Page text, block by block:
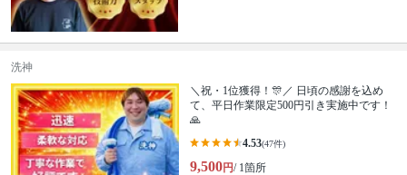
洗神
＼祝・1位獲得！🎊／ 日頃の感謝を込め
て、平日作業限定500円引き実施中です！
🙏
4.53(47件)
9,500円/ 1箇所